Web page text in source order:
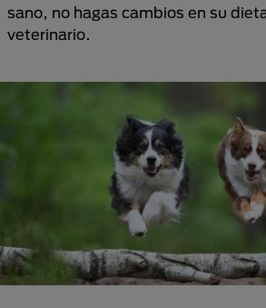
sano, no hagas cambios en su
veterinario.